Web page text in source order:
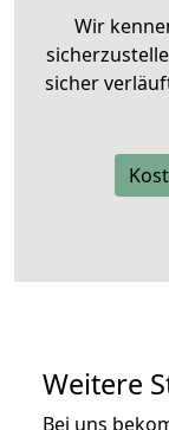
Wir
sicher
Weitere
Bei uns